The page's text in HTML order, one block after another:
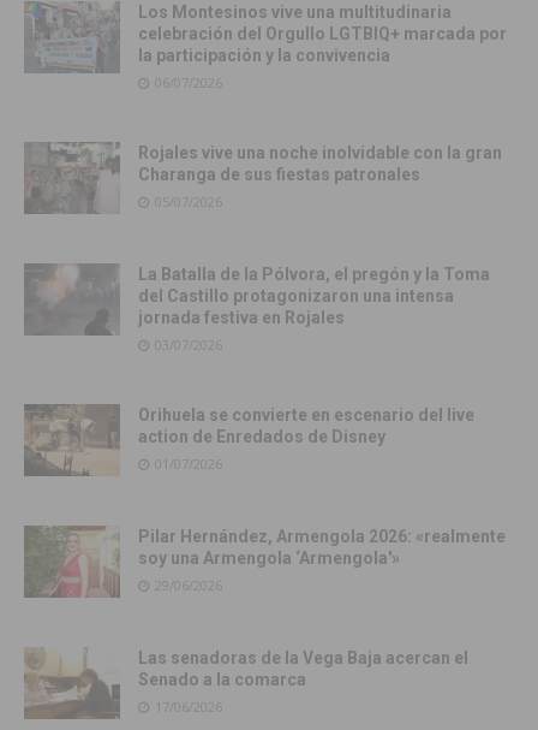
Los Montesinos vive una multitudinaria
celebración del Orgullo LGTBIQ+ marcada por
la participación y la convivencia
06/07/2026
Rojales vive una noche inolvidable con la gran
Charanga de sus fiestas patronales
05/07/2026
La Batalla de la Pólvora, el pregón y la Toma
del Castillo protagonizaron una intensa
jornada festiva en Rojales
03/07/2026
Orihuela se convierte en escenario del live
action de Enredados de Disney
01/07/2026
Pilar Hernández, Armengola 2026: «realmente
soy una Armengola ‘Armengola'»
29/06/2026
Las senadoras de la Vega Baja acercan el
Senado a la comarca
17/06/2026